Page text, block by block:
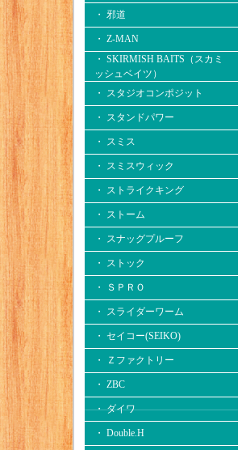
・ 邪道
・ Z-MAN
・ SKIRMISH BAITS（スカミ
ッシュベイツ）
・ スタジオコンポジット
・ スタンドパワー
・ スミス
・ スミスウィック
・ ストライクキング
・ ストーム
・ スナッグプルーフ
・ ストック
・ ＳＰＲＯ
・ スライダーワーム
・ セイコー(SEIKO)
・ Ｚファクトリー
・ ZBC
・ ダイワ
・ Double.H